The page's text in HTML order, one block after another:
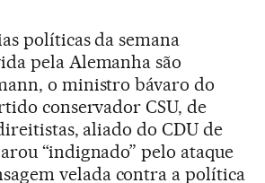
políticas da semana
pela Alemanha são
o ministro bávaro do
conservador CSU, de
aliado do CDU de
“indignado” pelo ataque
velada contra a política